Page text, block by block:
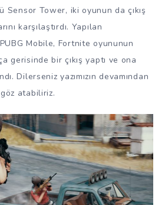
Sensor Tower, iki oyunun da çıkış
karşılaştırdı. Yapılan
Mobile, Fortnite oyununun
gerisinde bir çıkış yaptı ve ona
Dilerseniz yazımızın devamından
atabiliriz.